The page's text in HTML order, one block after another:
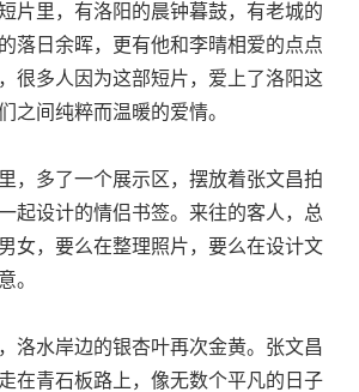
片里，有洛阳的晨钟暮鼓，有老城的
落日余晖，更有他和李晴相爱的点点
很多人因为这部短片，爱上了洛阳这
之间纯粹而温暖的爱情。
多了一个展示区，摆放着张文昌拍
起设计的情侣书签。来往的客人，总
女，要么在整理照片，要么在设计文
。
水岸边的银杏叶再次金黄。张文昌
在青石板路上，像无数个平凡的日子